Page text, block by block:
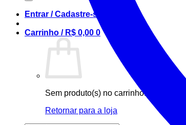
Entrar / Cadastre-se
Carrinho / R$ 0,00 0
Sem produto(s) no carrinho.
Retornar para a loja